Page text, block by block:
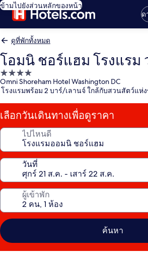
ข้ามไปยังส่วนหลักของหน้า
ด
ดูที่พักทั้งหมด
โอมนิ ชอร์แฮม โรงแรม
ที่พัก
4.0
Omni Shoreham Hotel Washington DC
โรงแรมพร้อม 2 บาร์/เลานจ์ ใกล้กับสวนสัตว์แห่
เลือกวันเดินทางเพื่อดูราคา
ไปไหนดี
วันที่
ผู้เข้าพัก
ค้นหา